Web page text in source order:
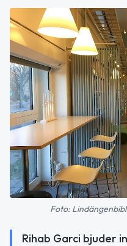
Foto:
Rihab Garci bjuder